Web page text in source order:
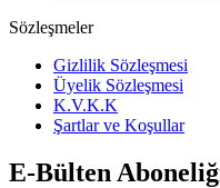
Sözleşmeler
Gizlilik Sözleşmesi
Üyelik Sözleşmesi
K.V.K.K
Şartlar ve Koşullar
E-Bülten